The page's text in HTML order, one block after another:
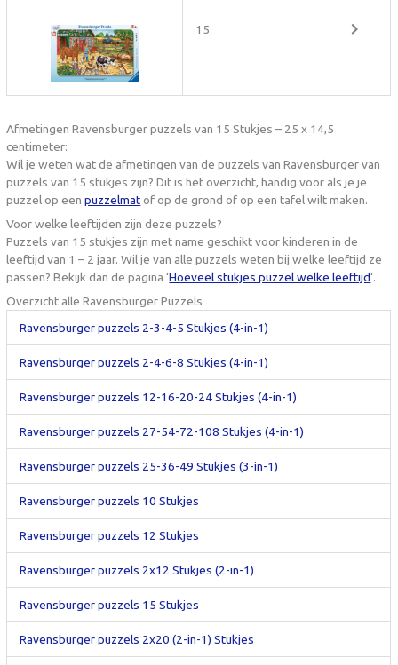
15
Afmetingen Ravensburger puzzels van 15 Stukjes – 25 x 14,5
centimeter:
Wil je weten wat de afmetingen van de puzzels van Ravensburger van
puzzels van 15 stukjes zijn? Dit is het overzicht, handig voor als je je
puzzel op eenpuzzelmatof op de grond of op een tafel wilt maken.
Voor welke leeftijden zijn deze puzzels?
Puzzels van 15 stukjes zijn met name geschikt voor kinderen in de
leeftijd van 1 – 2 jaar. Wil je van alle puzzels weten bij welke leeftijd ze
passen? Bekijk dan de pagina ‘Hoeveel stukjes puzzel welke leeftijd‘.
Overzicht alle Ravensburger Puzzels
Ravensburger puzzels 2-3-4-5 Stukjes (4-in-1)
Ravensburger puzzels 2-4-6-8 Stukjes (4-in-1)
Ravensburger puzzels 12-16-20-24 Stukjes (4-in-1)
Ravensburger puzzels 27-54-72-108 Stukjes (4-in-1)
Ravensburger puzzels 25-36-49 Stukjes (3-in-1)
Ravensburger puzzels 10 Stukjes
Ravensburger puzzels 12 Stukjes
Ravensburger puzzels 2x12 Stukjes (2-in-1)
Ravensburger puzzels 15 Stukjes
Ravensburger puzzels 2x20 (2-in-1) Stukjes